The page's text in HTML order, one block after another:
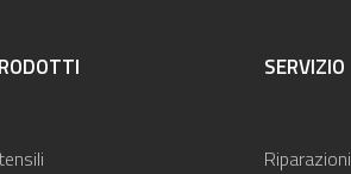
SERVIZIO
Riparazioni